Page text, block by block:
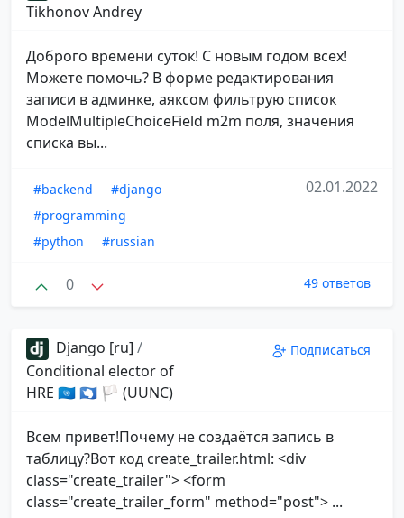
Tikhonov Andrey
Доброго времени суток! С новым годом всех!
Можете помочь? В форме редактирования
записи в админке, аяксом фильтрую список
ModelMultipleChoiceField m2m поля, значения
списка вы...
#backend
#django
#programming
#python
#russian
02.01.2022
0 49 ответов
Django [ru] /
Conditional elector of
HRE 🇺🇳 🇦🇶 🏳 (UUNC)
Подписаться
Всем привет!Почему не создаётся запись в
таблицу?Вот код create_trailer.html: <div
class="create_trailer"> <form
class="create_trailer_form" method="post"> ...